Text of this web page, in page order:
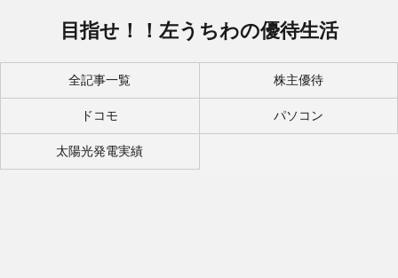
目指せ！！左うちわの優待生活
全記事一覧 株主優待
ドコモ パソコン
太陽光発電実績